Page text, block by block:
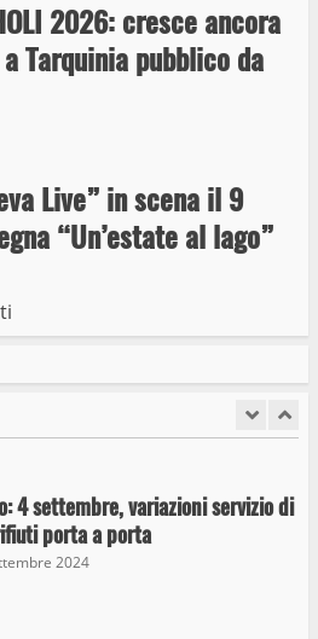
2026: cresce ancora
Tarquinia pubblico da
Live” in scena il 9
“Un’estate al lago”
pubblico locale, trasferimento
al terminal Riello dal 15 al 17
Sportivi Studenteschi di Atletica a
2023
arrestano due giovani per
4 settembre, variazioni servizio di
porta a porta
2024